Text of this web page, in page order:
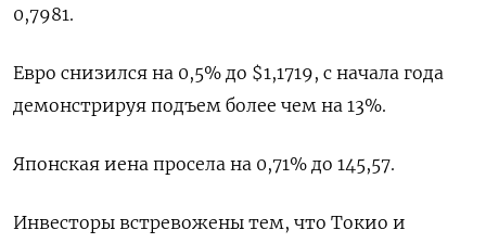
0,7981​.
Евро снизился на 0,5% до $1,1719​, с начала года
демонстрируя подъем более чем на 13%.
Японская иена просела на 0,71%​ до 145,57.
Инвесторы встревожены тем, что Токио и